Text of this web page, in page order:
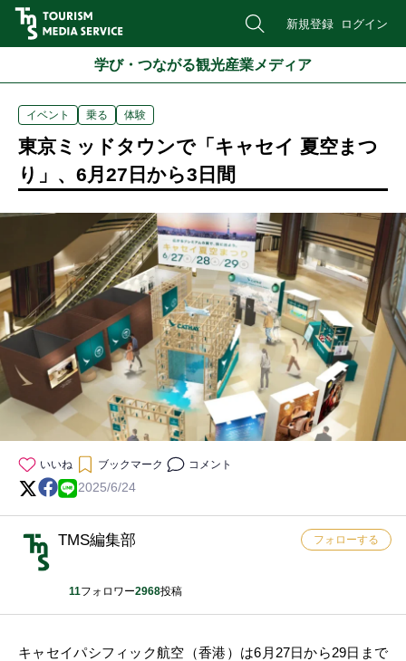
新規登録 ログイン
学び・つながる観光産業メディア
イベント 乗る 体験
東京ミッドタウンで「キャセイ 夏空まつ
り」、6月27日から3日間
いいね ブックマーク コメント
2025/6/24
TMS編集部
11フォロワー2968投稿
フォローする
キャセイパシフィック航空（香港）は6月27日から29日まで